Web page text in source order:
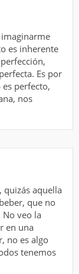
es inherente
Es por
perfecto,
nos
quizás aquella
que no
No veo la
en una
no es algo
tenemos